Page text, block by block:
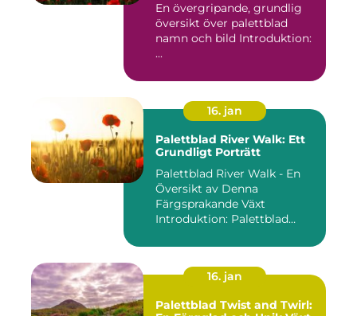
En övergripande, grundlig
översikt över palettblad
namn och bild Introduktion:
...
16. jan
Palettblad River Walk: Ett
Grundligt Porträtt
Palettblad River Walk - En
Översikt av Denna
Färgsprakande Växt
Introduktion: Palettblad
16. jan
Palettblad Twist and Twirl: